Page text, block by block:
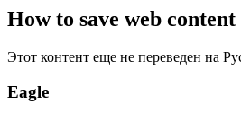
How to save web
Этот контент еще не переведен на
Eagle